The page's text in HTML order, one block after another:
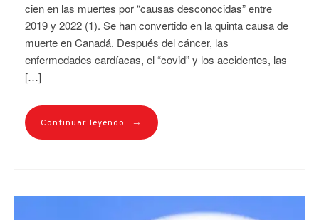
cien en las muertes por “causas desconocidas” entre
2019 y 2022 (1). Se han convertido en la quinta causa de
muerte en Canadá. Después del cáncer, las
enfermedades cardíacas, el “covid” y los accidentes, las
[…]
Continuar leyendo →